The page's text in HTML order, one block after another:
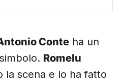
Conte ha un
Romelu
la scena e lo ha fatto